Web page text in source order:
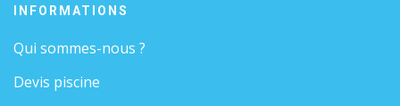
INFORMATIONS
Qui sommes-nous ?
Devis piscine